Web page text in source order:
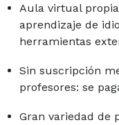
Aula virtual
aprendizaje de
herramientas
Sin suscripción
profesores: se
Gran variedad de